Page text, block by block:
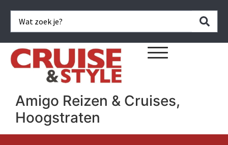
Amigo Reizen & Cruises,
Hoogstraten